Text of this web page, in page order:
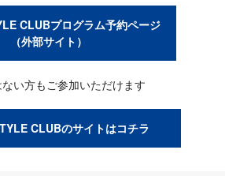
CLUBプログラム予約ページ
（外部サイト）
い方もご参加いただけます
CLUBのサイトはコチラ